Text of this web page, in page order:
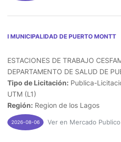
I MUNICIPALIDAD DE PUERTO MONTT
ESTACIONES DE TRABAJO
DEPARTAMENTO DE SALUD DE
Tipo de Licitación: Publica-
UTM (L1)
Región: Region de los Lagos
2026-08-06 Ver en Mercado Publico